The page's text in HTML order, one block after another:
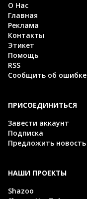
О Нас
Главная
Реклама
Контакты
Этикет
Помощь
RSS
Сообщить об ошибке
ПРИСОЕДИНИТЬСЯ
Завести аккаунт
Подписка
Предложить новость
НАШИ ПРОЕКТЫ
Shazoo